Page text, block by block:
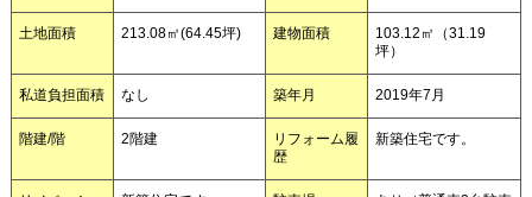
土地面積 213.08㎡(64.45坪) 建物面積
103.12㎡（31.19
坪）
私道負担面積 なし 築年月 2019年7月
階建/階 2階建
リフォーム履
歴
新築住宅です。